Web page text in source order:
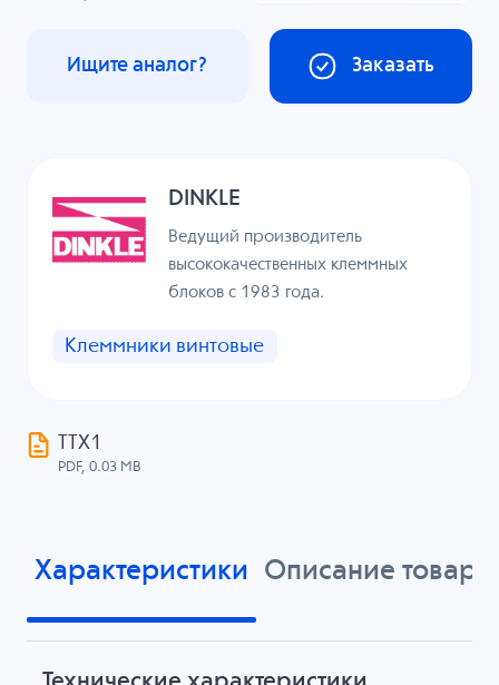
Заказать
Ищите аналог?
DINKLE
Ведущий производитель
высококачественных клеммных
блоков с 1983 года.
Клеммники винтовые
ТТХ1
PDF, 0.03 MB
Характеристики Описание товара